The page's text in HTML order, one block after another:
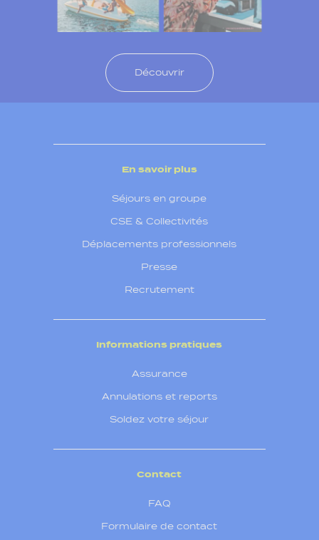
Découvrir
En savoir plus
Séjours en groupe
CSE & Collectivités
Déplacements professionnels
Presse
Recrutement
Informations pratiques
Assurance
Annulations et reports
Soldez votre séjour
Contact
FAQ
Formulaire de contact